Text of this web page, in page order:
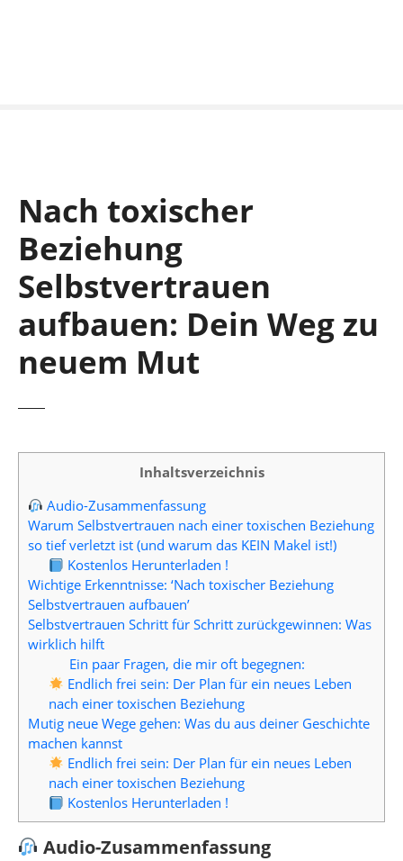
Nach toxischer
Beziehung
Selbstvertrauen
aufbauen: Dein Weg zu
neuem Mut
Inhaltsverzeichnis
Audio-Zusammenfassung
Warum Selbstvertrauen nach einer toxischen Beziehung
so tief verletzt ist (und warum das KEIN Makel ist!)
Kostenlos Herunterladen !
Wichtige Erkenntnisse: ‘Nach toxischer Beziehung
Selbstvertrauen aufbauen’
Selbstvertrauen Schritt für Schritt zurückgewinnen: Was
wirklich hilft
Ein paar Fragen, die mir oft begegnen:
Endlich frei sein: Der Plan für ein neues Leben
nach einer toxischen Beziehung
Mutig neue Wege gehen: Was du aus deiner Geschichte
machen kannst
Endlich frei sein: Der Plan für ein neues Leben
nach einer toxischen Beziehung
Kostenlos Herunterladen !
Audio-Zusammenfassung